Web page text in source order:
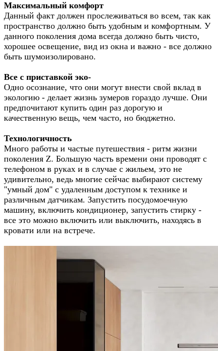
Максимальный комфорт
Данный факт должен прослеживаться во всем, так как
пространство должно быть удобным и комфортным. У
данного поколения дома всегда должно быть чисто,
хорошее освещение, вид из окна и важно - все должно
быть шумоизолировано.
Все с приставкой эко-
Одно осознание, что они могут внести свой вклад в
экологию - делает жизнь зумеров гораздо лучше. Они
предпочитают купить один раз дорогую и
качественную вещь, чем часто, но бюджетно.
Технологичность
Много работы и частые путешествия - ритм жизни
поколения Z. Большую часть времени они проводят с
телефоном в руках и в случае с жильем, это не
удивительно, ведь многие сейчас выбирают систему
"умный дом" с удаленным доступом к технике и
различным датчикам. Запустить посудомоечную
машину, включить кондиционер, запустить стирку -
все это можно включить или выключить, находясь в
кровати или на встрече.